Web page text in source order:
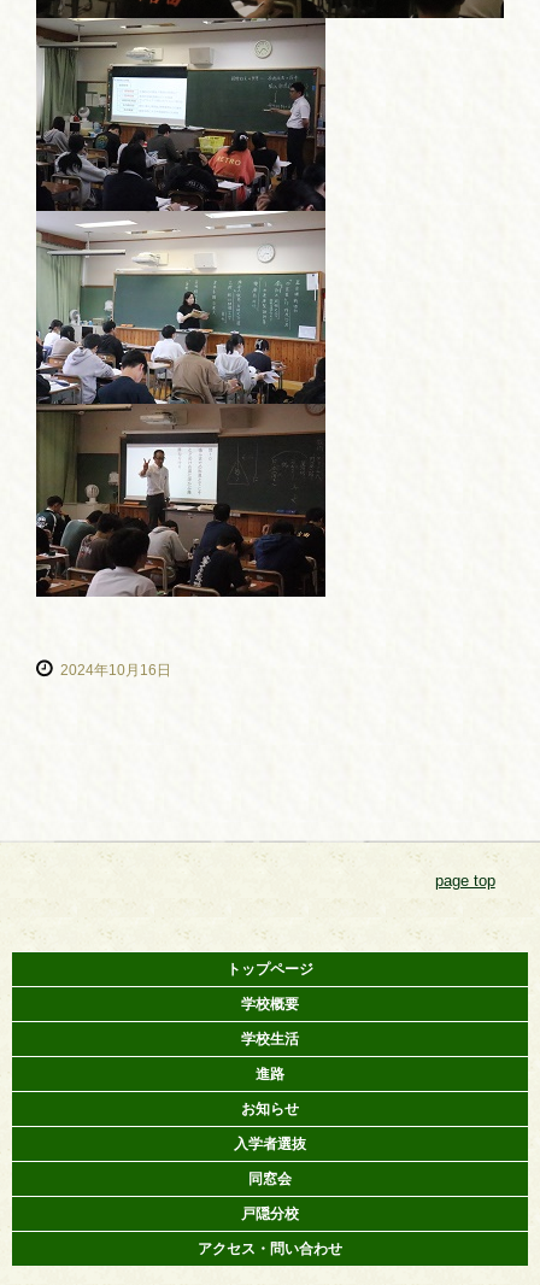
2024年10月16日
page top
トップページ
学校概要
学校生活
進路
お知らせ
入学者選抜
同窓会
戸隠分校
アクセス・問い合わせ